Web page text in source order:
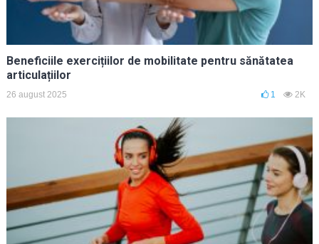
Beneficiile exercițiilor de mobilitate pentru sănătatea
articulațiilor
26 august 2025 1 2K